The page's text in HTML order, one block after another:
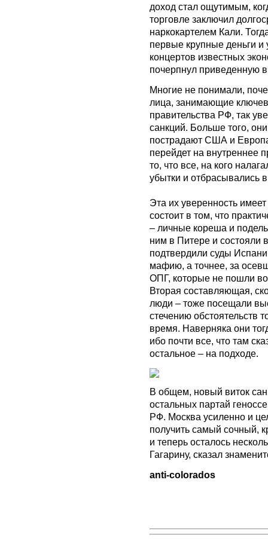
доход стал ощутимым,
торговле заключил
наркокартелем Кали.
первые крупные деньги
концертов известных
почерпнул приведенную
Многие не понимали,
лица, занимающие
правительства РФ, так
санкций. Больше того,
пострадают США и
перейдет на внутреннее
то, что все, на кого
убытки и отбрасывались
Эта их уверенность
состоит в том, что
– личные кореша и
ним в Питере и состояли
подтвердили суды
мафию, а точнее, за
ОПГ, которые не пошли во
Вторая составляющая,
люди – тоже посещали
стечению обстоятельств
время. Наверняка они
ибо почти все, что там
остальное – на подходе.
В общем, новый виток
остальных партай
РФ. Москва усиленно и
получить самый сочный,
и теперь осталось
Гагарину, сказал
anti-colorados